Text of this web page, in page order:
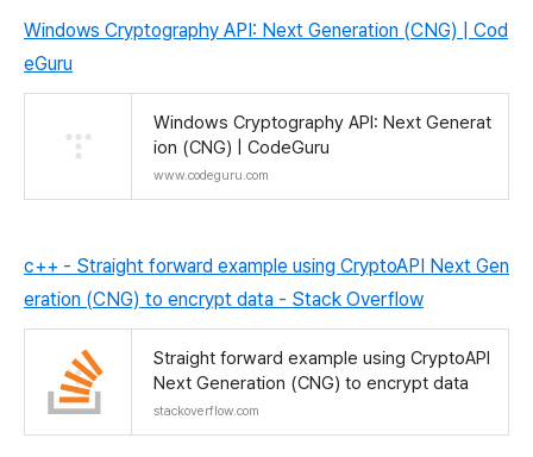
Windows Cryptography API: Next Generation (CNG) | Cod
eGuru
Windows Cryptography API: Next Generat
ion (CNG) | CodeGuru
www.codeguru.com
c++ - Straight forward example using CryptoAPI Next Gen
eration (CNG) to encrypt data - Stack Overflow
Straight forward example using CryptoAPI
Next Generation (CNG) to encrypt data
stackoverflow.com